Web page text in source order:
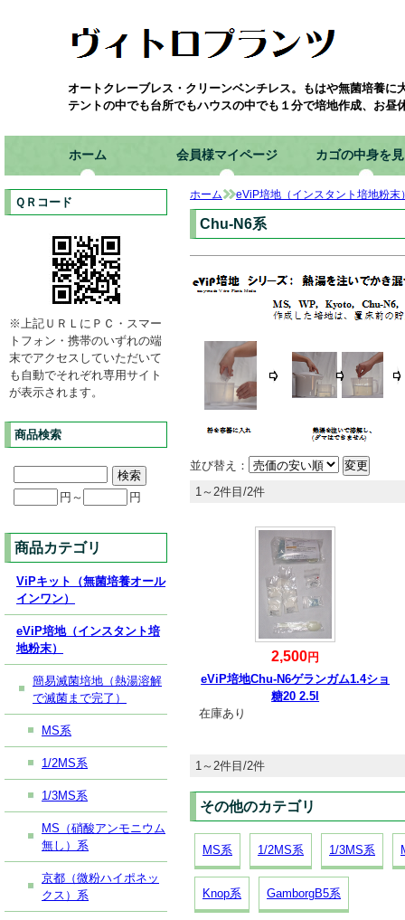
オートクレーブレス・クリーンベンチレス。もはや無菌培養に
テントの中でも台所でもハウスの中でも１分で培地作成、お昼
ホーム 会員様マイページ カゴの中身を
ホーム eViP培地（インスタント培地粉末
Chu-N6系
並び替え：
1～2件目/2件
2,500円
eViP培地Chu-N6ゲランガム1.4ショ
糖20 2.5l
在庫あり
1～2件目/2件
その他のカテゴリ
MS系 1/2MS系 1/3MS系
Knop系 GamborgB5系
ＱＲコード
※上記ＵＲＬにＰＣ・スマー
トフォン・携帯のいずれの端
末でアクセスしていただいて
も自動でそれぞれ専用サイト
が表示されます。
商品検索
円～ 円
商品カテゴリ
ViPキット（無菌培養オール
インワン）
eViP培地（インスタント培
地粉末）
簡易滅菌培地（熱湯溶解
で滅菌まで完了）
MS系
1/2MS系
1/3MS系
MS（硝酸アンモニウム
無し）系
京都（微粉ハイポネッ
クス）系